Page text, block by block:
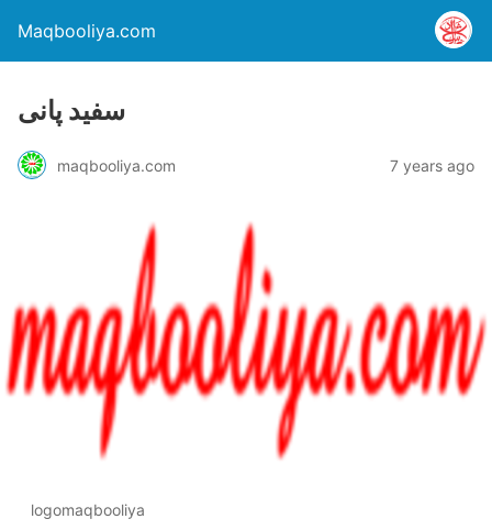
Maqbooliya.com
سفید پانی
maqbooliya.com 7 years ago
logomaqbooliya